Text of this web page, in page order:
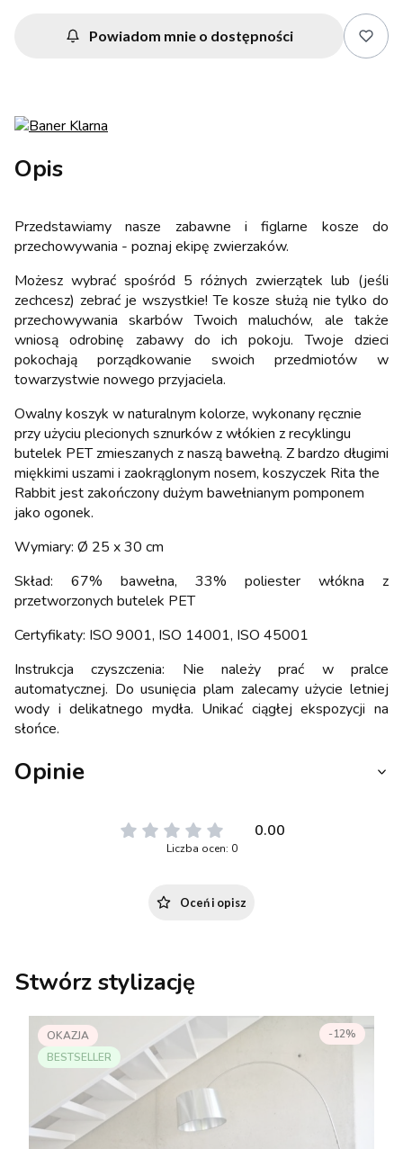
Powiadom mnie o dostępności
Opis
Przedstawiamy nasze zabawne i figlarne kosze do
przechowywania - poznaj ekipę zwierzaków.
Możesz wybrać spośród 5 różnych zwierzątek lub (jeśli
zechcesz) zebrać je wszystkie! Te kosze służą nie tylko do
przechowywania skarbów Twoich maluchów, ale także
wniosą odrobinę zabawy do ich pokoju. Twoje dzieci
pokochają porządkowanie swoich przedmiotów w
towarzystwie nowego przyjaciela.
Owalny koszyk w naturalnym kolorze, wykonany ręcznie
przy użyciu plecionych sznurków z włókien z recyklingu
butelek PET zmieszanych z naszą bawełną. Z bardzo długimi
miękkimi uszami i zaokrąglonym nosem, koszyczek Rita the
Rabbit jest zakończony dużym bawełnianym pomponem
jako ogonek.
Wymiary: Ø 25 x 30 cm
Skład: 67% bawełna, 33% poliester włókna z
przetworzonych butelek PET
Certyfikaty: ISO 9001, ISO 14001, ISO 45001
Instrukcja czyszczenia: Nie należy prać w pralce
automatycznej. Do usunięcia plam zalecamy użycie letniej
wody i delikatnego mydła. Unikać ciągłej ekspozycji na
słońce.
Opinie
0.00
Liczba ocen: 0
Oceń i opisz
Stwórz stylizację
OKAZJA
BESTSELLER
-12%